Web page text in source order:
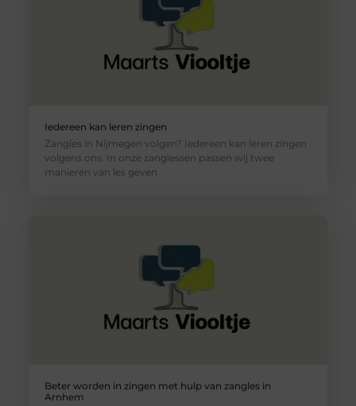
Iedereen kan leren zingen
Zangles in Nijmegen volgen? Iedereen kan leren zingen
volgens ons. In onze zanglessen passen wij twee
manieren van les geven
Beter worden in zingen met hulp van zangles in
Arnhem